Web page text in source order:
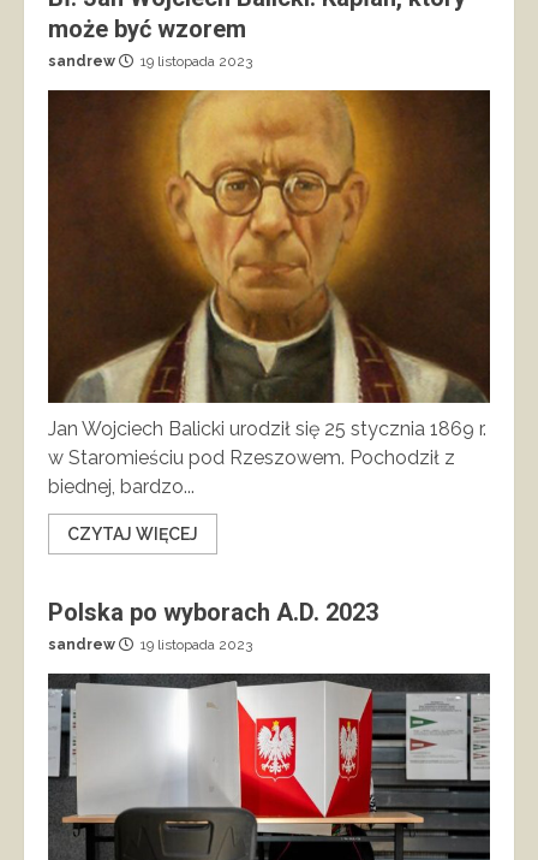
może być wzorem
sandrew 19 listopada 2023
Jan Wojciech Balicki urodził się 25 stycznia 1869 r.
w Staromieściu pod Rzeszowem. Pochodził z
biednej, bardzo...
CZYTAJ WIĘCEJ
Polska po wyborach A.D. 2023
sandrew 19 listopada 2023